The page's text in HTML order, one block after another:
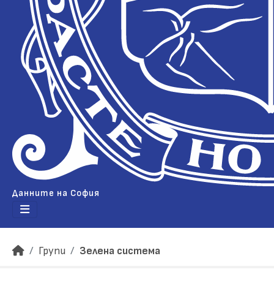
Данните на София
Групи Зелена система